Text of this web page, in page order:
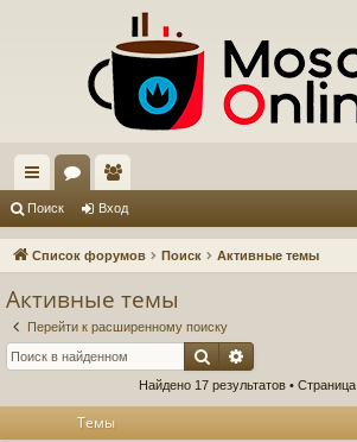
с
ы ум
ол
ьз
ел
Поиск Вход
Список форумов Поиск Активные темы
Активные темы
Перейти к расширенному поиску
Поиск
Найдено 17 результатов • Страница
Темы